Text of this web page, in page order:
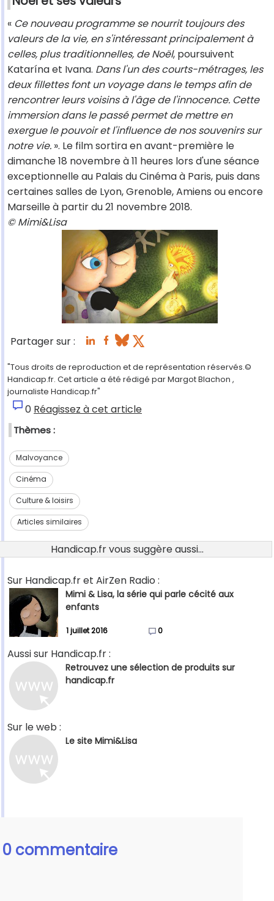
« Ce nouveau programme se nourrit toujours des
valeurs de la vie, en s'intéressant principalement à
celles, plus traditionnelles, de Noël, poursuivent
Katarína et Ivana. Dans l'un des courts-métrages, les
deux fillettes font un voyage dans le temps afin de
rencontrer leurs voisins à l'âge de l'innocence. Cette
immersion dans le passé permet de mettre en
exergue le pouvoir et l'influence de nos souvenirs sur
notre vie. ». Le film sortira en avant-première le
dimanche 18 novembre à 11 heures lors d'une séance
exceptionnelle au Palais du Cinéma à Paris, puis dans
certaines salles de Lyon, Grenoble, Amiens ou encore
Marseille à partir du 21 novembre 2018.
© Mimi&Lisa
Partager sur :
"Tous droits de reproduction et de représentation réservés.©
Handicap.fr. Cet article a été rédigé par Margot Blachon ,
journaliste Handicap.fr"
0 Réagissez à cet article
Thèmes :
Malvoyance
Cinéma
Culture & loisirs
Articles similaires
Handicap.fr vous suggère aussi...
Sur Handicap.fr et AirZen Radio :
Mimi & Lisa, la série qui parle cécité aux
enfants
1 juillet 2016 0
Aussi sur Handicap.fr :
Retrouvez une sélection de produits sur
handicap.fr
Sur le web :
Le site Mimi&Lisa
0 commentaire